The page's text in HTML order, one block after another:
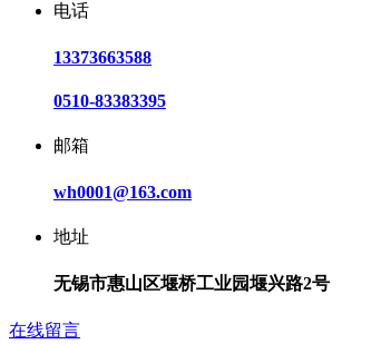
电话
13373663588
0510-83383395
邮箱
wh0001@163.com
地址
无锡市惠山区堰桥工业园堰兴路2号
在线留言